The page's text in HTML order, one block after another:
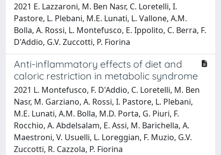
2021 E. Lazzaroni, M. Ben Nasr, C. Loretelli, I.
Pastore, L. Plebani, M.E. Lunati, L. Vallone, A.M.
Bolla, A. Rossi, L. Montefusco, E. Ippolito, C. Berra, F.
D'Addio, G.V. Zuccotti, P. Fiorina
Anti-inflammatory effects of diet and
caloric restriction in metabolic syndrome
2021 L. Montefusco, F. D'Addio, C. Loretelli, M. Ben
Nasr, M. Garziano, A. Rossi, I. Pastore, L. Plebani,
M.E. Lunati, A.M. Bolla, M.D. Porta, G. Piuri, F.
Rocchio, A. Abdelsalam, E. Assi, M. Barichella, A.
Maestroni, V. Usuelli, L. Loreggian, F. Muzio, G.V.
Zuccotti, R. Cazzola, P. Fiorina